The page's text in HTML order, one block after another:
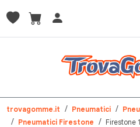
trovagomme.it Pneumatici
Pneumatici Firestone
Firestone